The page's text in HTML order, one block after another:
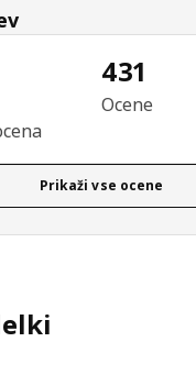
Ocena in komentar: 4.4
431
Ocene
Prikaži vse ocene